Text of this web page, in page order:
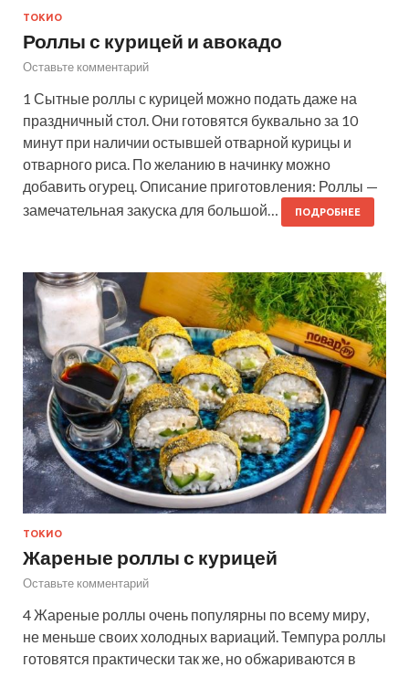
ТОКИО
Роллы с курицей и авокадо
Оставьте комментарий
1 Сытные роллы с курицей можно подать даже на
праздничный стол. Они готовятся буквально за 10
минут при наличии остывшей отварной курицы и
отварного риса. По желанию в начинку можно
добавить огурец. Описание приготовления: Роллы —
замечательная закуска для большой…
ПОДРОБНЕЕ
ТОКИО
Жареные роллы с курицей
Оставьте комментарий
4 Жареные роллы очень популярны по всему миру,
не меньше своих холодных вариаций. Темпура роллы
готовятся практически так же, но обжариваются в